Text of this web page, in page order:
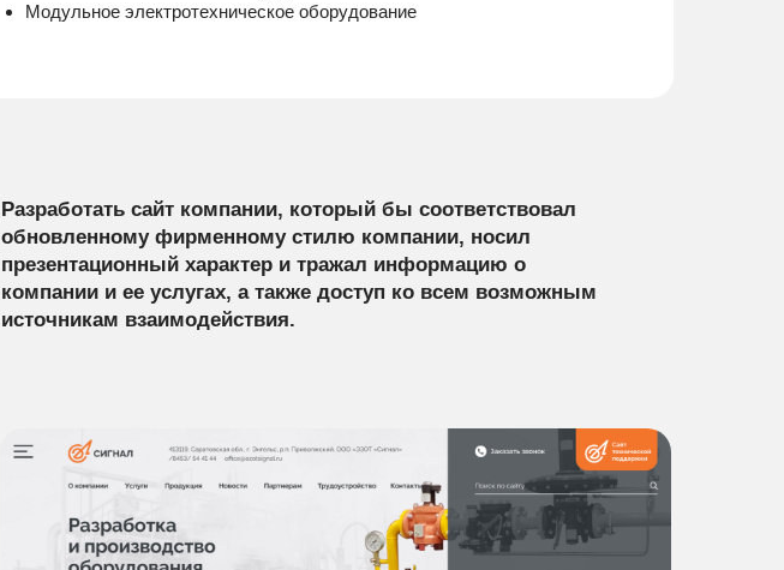
Модульное электротехническое оборудование
Разработать сайт компании, который бы соответствовал
обновленному фирменному стилю компании, носил
презентационный характер и тражал информацию о
компании и ее услугах, а также доступ ко всем возможным
источникам взаимодействия.